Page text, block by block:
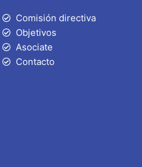
Comisión directiva
Objetivos
Asociate
Contacto